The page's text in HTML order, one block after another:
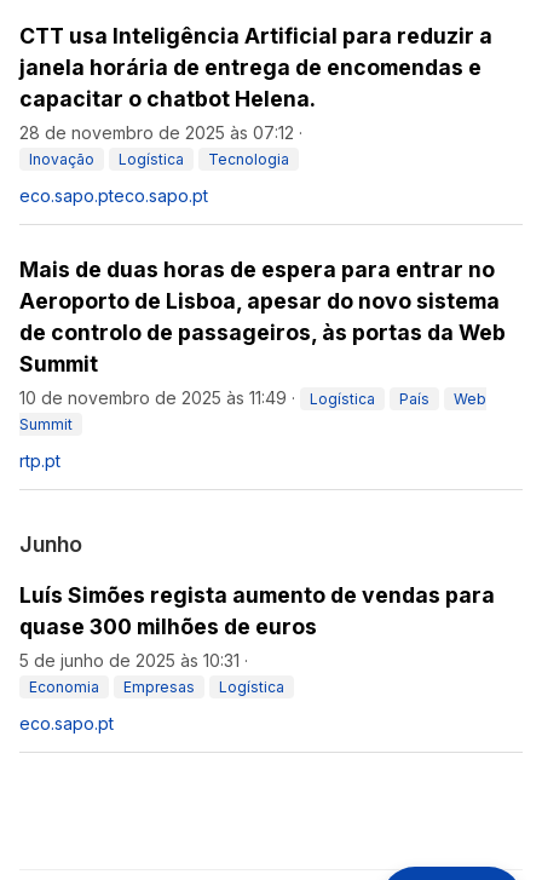
CTT usa Inteligência Artificial para reduzir a
janela horária de entrega de encomendas e
capacitar o chatbot Helena.
28 de novembro de 2025 às 07:12 ·
Inovação Logística Tecnologia
eco.sapo.pteco.sapo.pt
Mais de duas horas de espera para entrar no
Aeroporto de Lisboa, apesar do novo sistema
de controlo de passageiros, às portas da Web
Summit
10 de novembro de 2025 às 11:49 · Logística País
Web
Summit
rtp.pt
Junho
Luís Simões regista aumento de vendas para
quase 300 milhões de euros
5 de junho de 2025 às 10:31 ·
Economia Empresas Logística
eco.sapo.pt